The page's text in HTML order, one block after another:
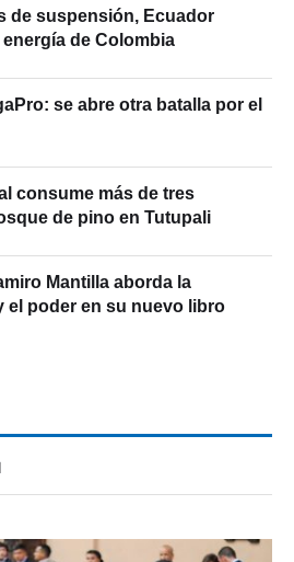
de suspensión, Ecuador
de Colombia
se abre otra batalla por el
consume más de tres
de pino en Tutupali
Mantilla aborda la
el poder en su nuevo libro